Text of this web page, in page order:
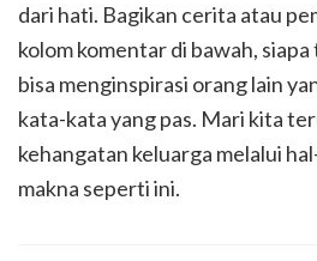
dari hati. Bagikan cerita atau
kolom komentar di bawah,
bisa menginspirasi orang lain
kata-kata yang pas. Mari kita
kehangatan keluarga melalui
makna seperti ini.